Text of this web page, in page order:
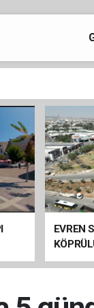
EVREN
ARAÇ